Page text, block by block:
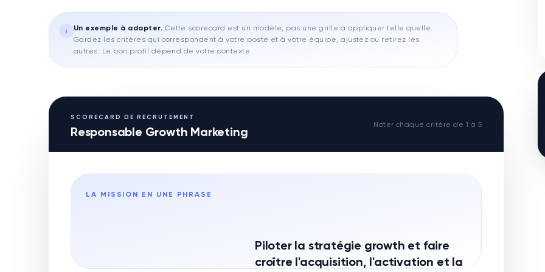
i Un exemple à adapter. Cette scorecard est un modèle, pas une grille à appliquer telle quelle.
Gardez les critères qui correspondent à votre poste et à votre équipe, ajustez ou retirez les
autres. Le bon profil dépend de votre contexte.
SCORECARD DE RECRUTEMENT
Responsable Growth Marketing
Noter chaque critère de 1 à 5
LA MISSION EN UNE PHRASE
Piloter la stratégie growth et faire
croître l'acquisition, l'activation et la